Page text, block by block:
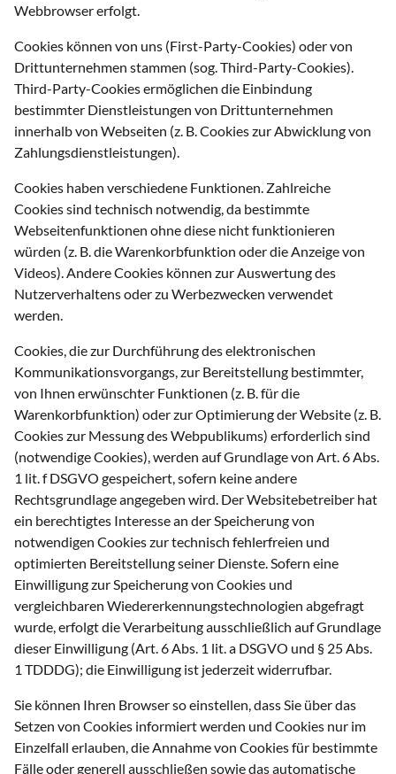
Webbrowser erfolgt.
Cookies können von uns (First-Party-Cookies) oder von
Drittunternehmen stammen (sog. Third-Party-Cookies).
Third-Party-Cookies ermöglichen die Einbindung
bestimmter Dienstleistungen von Drittunternehmen
innerhalb von Webseiten (z. B. Cookies zur Abwicklung von
Zahlungsdienstleistungen).
Cookies haben verschiedene Funktionen. Zahlreiche
Cookies sind technisch notwendig, da bestimmte
Webseitenfunktionen ohne diese nicht funktionieren
würden (z. B. die Warenkorbfunktion oder die Anzeige von
Videos). Andere Cookies können zur Auswertung des
Nutzerverhaltens oder zu Werbezwecken verwendet
werden.
Cookies, die zur Durchführung des elektronischen
Kommunikationsvorgangs, zur Bereitstellung bestimmter,
von Ihnen erwünschter Funktionen (z. B. für die
Warenkorbfunktion) oder zur Optimierung der Website (z. B.
Cookies zur Messung des Webpublikums) erforderlich sind
(notwendige Cookies), werden auf Grundlage von Art. 6 Abs.
1 lit. f DSGVO gespeichert, sofern keine andere
Rechtsgrundlage angegeben wird. Der Websitebetreiber hat
ein berechtigtes Interesse an der Speicherung von
notwendigen Cookies zur technisch fehlerfreien und
optimierten Bereitstellung seiner Dienste. Sofern eine
Einwilligung zur Speicherung von Cookies und
vergleichbaren Wiedererkennungstechnologien abgefragt
wurde, erfolgt die Verarbeitung ausschließlich auf Grundlage
dieser Einwilligung (Art. 6 Abs. 1 lit. a DSGVO und § 25 Abs.
1 TDDDG); die Einwilligung ist jederzeit widerrufbar.
Sie können Ihren Browser so einstellen, dass Sie über das
Setzen von Cookies informiert werden und Cookies nur im
Einzelfall erlauben, die Annahme von Cookies für bestimmte
Fälle oder generell ausschließen sowie das automatische